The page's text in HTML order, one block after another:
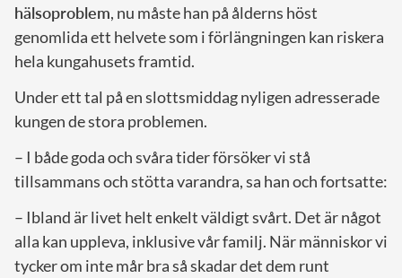
hälsoproblem, nu måste han på ålderns höst
genomlida ett helvete som i förlängningen kan riskera
hela kungahusets framtid.
Under ett tal på en slottsmiddag nyligen adresserade
kungen de stora problemen.
– I både goda och svåra tider försöker vi stå
tillsammans och stötta varandra, sa han och fortsatte:
– Ibland är livet helt enkelt väldigt svårt. Det är något
alla kan uppleva, inklusive vår familj. När människor vi
tycker om inte mår bra så skadar det dem runt